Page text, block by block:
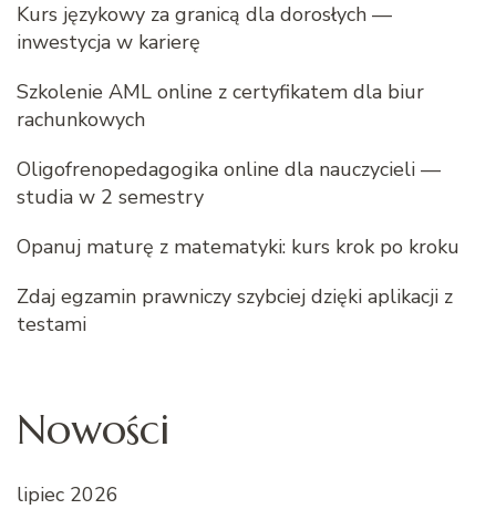
Kurs językowy za granicą dla dorosłych —
inwestycja w karierę
Szkolenie AML online z certyfikatem dla biur
rachunkowych
Oligofrenopedagogika online dla nauczycieli —
studia w 2 semestry
Opanuj maturę z matematyki: kurs krok po kroku
Zdaj egzamin prawniczy szybciej dzięki aplikacji z
testami
Nowości
lipiec 2026